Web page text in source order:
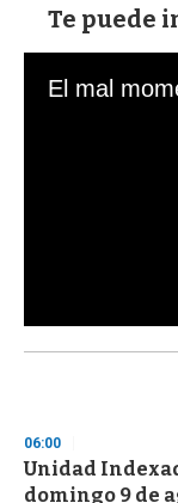
Te puede
s
d
s
o
06:00
Unidad
domingo 9 de